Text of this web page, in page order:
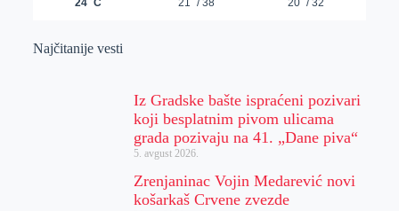
Najčitanije vesti
Iz Gradske bašte ispraćeni pozivari
koji besplatnim pivom ulicama
grada pozivaju na 41. „Dane piva“
5. avgust 2026.
Zrenjaninac Vojin Medarević novi
košarkaš Crvene zvezde